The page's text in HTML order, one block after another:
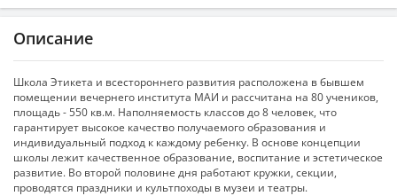
Описание
Школа Этикета и всестороннего развития расположена в бывшем
помещении вечернего института МАИ и рассчитана на 80 учеников,
площадь - 550 кв.м. Наполняемость классов до 8 человек, что
гарантирует высокое качество получаемого образования и
индивидуальный подход к каждому ребенку. В основе концепции
школы лежит качественное образование, воспитание и эстетическое
развитие. Во второй половине дня работают кружки, секции,
проводятся праздники и культпоходы в музеи и театры.